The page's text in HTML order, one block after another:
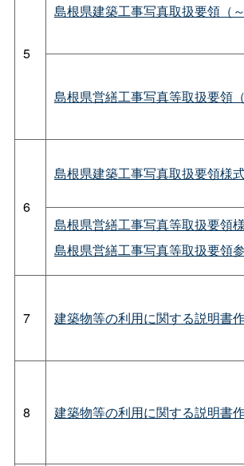
5
島根県建築工事写真取扱要領（～
島根県営繕工事写真等取扱要領（
6
島根県建築工事写真取扱要領様
島根県営繕工事写真等取扱要領
島根県営繕工事写真等取扱要領
7 建築物等の利用に関する説明書
8 建築物等の利用に関する説明書